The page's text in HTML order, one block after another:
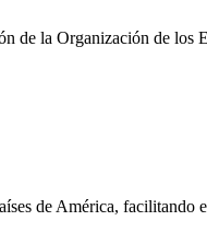
de la Organización de los
de América,